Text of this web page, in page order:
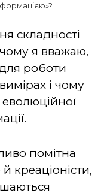
складності
я вважаю,
роботи
і чому
помітна
креаціоністи,